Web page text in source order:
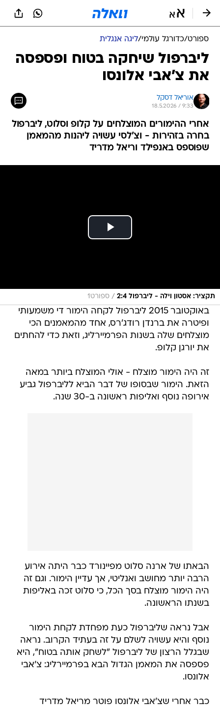
ספורט/כדורגל עולמי/ליגה אנגלית
ליברפול שיחקה בטוח ופספסה
את צ'אבי אלונסו
אוריאל דסקל
18.5.2026 / 9:33
אחרי ההימורים המוצלחים על קלופ וסלוט, ליברפול
בחרה בזהירות - וצ'לסי עשויה ליהנות מהמאמן
שפוספס באנפילד וריאל מדריד
תקציר: אסטון וילה - ליברפול 2:4 / ספורט1
באוקטובר 2015 ליברפול לקחה הימור די משמעותי
ופיטרה את ברנדן רודג'רס, אחד מהמאמנים הכי
מוצלחים שלה בשנות הפרמיירליג, וזאת כדי להחתים
את יורגן קלופ.
זה היה הימור מוצלח - אולי המוצלח ביותר במאה
הזאת. הימור שבסופו של דבר הביא לליברפול גביע
אירופה נוסף ואליפות ראשונה ב-30 שנה.
הבאתו של ארנה סלוט מפיינורד כבר היתה אירוע
הרבה יותר מחושב ואנליטי, אך עדיין הימור. וגם זה
היה הימור מוצלח בסך הכל, כי סלוט זכה באליפות
בשנתו הראשונה.
אבל נראה שליברפול כעת מפחדת לקחת הימור
נוסף והיא עשויה לשלם על זה בעתיד הקרוב. נראה
שבגלל הרצון של ליברפול "לשחק אותה בטוח", היא
פספסה את המאמן הגדול הבא בפרמיירליג: צ'אבי
אלונסו.
כבר אחרי שצ'אבי אלונסו פוטר מריאל מדריד